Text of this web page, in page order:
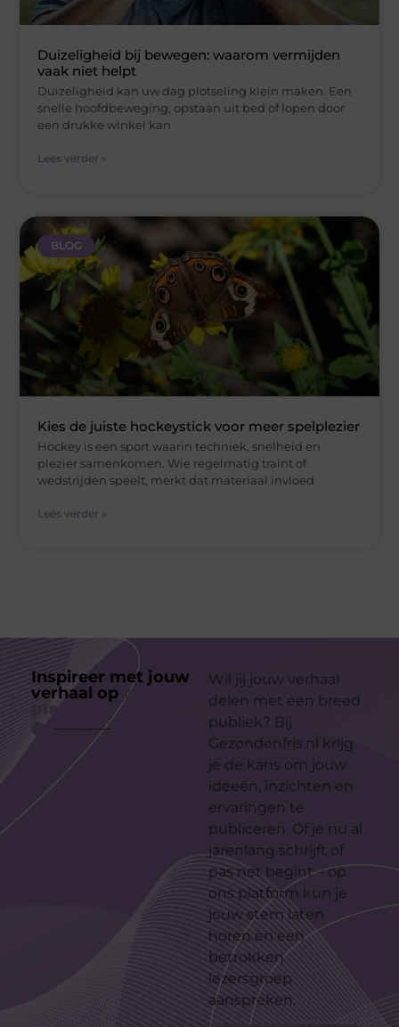
Duizeligheid bij bewegen: waarom vermijden
vaak niet helpt
Duizeligheid kan uw dag plotseling klein maken. Een
snelle hoofdbeweging, opstaan uit bed of lopen door
een drukke winkel kan
Lees verder »
BLOG
Kies de juiste hockeystick voor meer spelplezier
Hockey is een sport waarin techniek, snelheid en
plezier samenkomen. Wie regelmatig traint of
wedstrijden speelt, merkt dat materiaal invloed
Lees verder »
Inspireer met jouw
verhaal op ons
Wil jij jouw verhaal
delen met een breed
publiek? Bij
Gezondenfris.nl krijg
je de kans om jouw
ideeën, inzichten en
ervaringen te
publiceren. Of je nu al
jarenlang schrijft of
pas net begint – op
ons platform kun je
jouw stem laten
horen en een
betrokken
lezersgroep
aanspreken.